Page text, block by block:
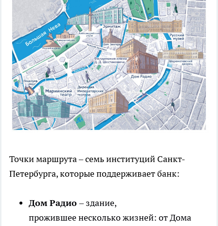
Точки маршрута – семь институций Санкт-
Петербурга, которые поддерживает банк:
Дом Радио– здание,
прожившее несколько жизней: от Дома